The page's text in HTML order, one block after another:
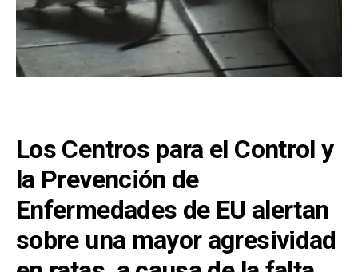
Los Centros para el Control y
la Prevención de
Enfermedades de EU alertan
sobre una mayor agresividad